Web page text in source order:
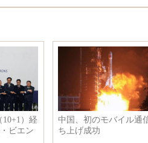
中国、初のモバイル通信衛星打
ち上げ成功